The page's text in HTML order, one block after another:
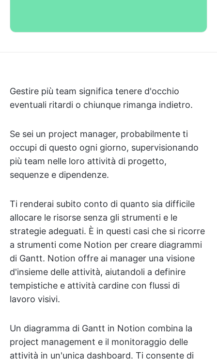
Gestire più team significa tenere d'occhio
eventuali ritardi o chiunque rimanga indietro.
Se sei un project manager, probabilmente ti
occupi di questo ogni giorno, supervisionando
più team nelle loro attività di progetto,
sequenze e dipendenze.
Ti renderai subito conto di quanto sia difficile
allocare le risorse senza gli strumenti e le
strategie adeguati. È in questi casi che si ricorre
a strumenti come Notion per creare diagrammi
di Gantt. Notion offre ai manager una visione
d'insieme delle attività, aiutandoli a definire
tempistiche e attività cardine con flussi di
lavoro visivi.
Un diagramma di Gantt in Notion combina la
project management e il monitoraggio delle
attività in un'unica dashboard. Ti consente di